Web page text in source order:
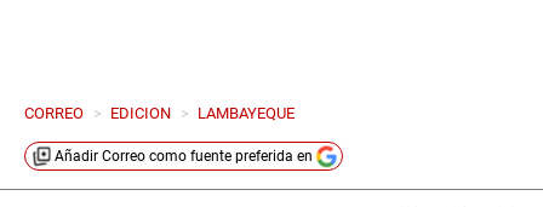
CORREO > EDICION > LAMBAYEQUE
Añadir Correo como fuente preferida en